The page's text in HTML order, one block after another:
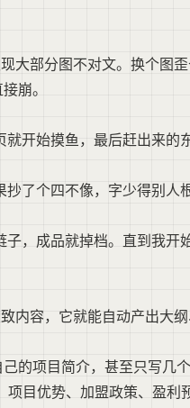
大部分图不对文。换个图
崩。
开始摸鱼，最后赶出来的
了个四不像，字少得别人
子，成品就掉档。直到我开
内容，它就能自动产出大
的项目简介，甚至只写几个
目优势、加盟政策、盈利